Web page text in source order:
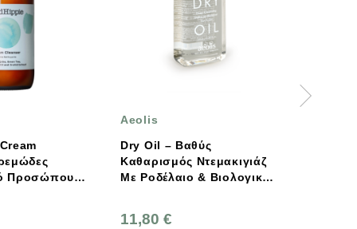
– Βαθύς
Ντεμακιγιάζ
& Βιολογικό
€
Επανορθωτική Κρέμα
Νυκτός, 120ml, Sukin
21,70 €